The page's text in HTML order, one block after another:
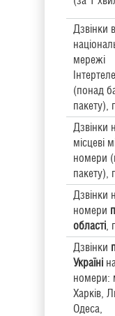
Дзвінки в
мережі
(понад
пакету),
Дзвінки
місцеві
номери
пакету),
Дзвінки
номери
області,
Дзвінки
Україні
номери:
Харків,
Одеса,